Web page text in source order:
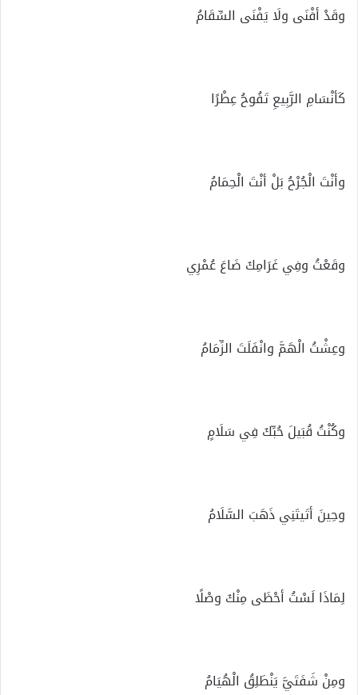
وقَدْ أفْنَى ولَا يَفْنَى السِّقَامُ
كَأنْسَامِ الرَّبِيعِ تَفُوحُ عِطْرًا
وأنْتَ الْجُرْحُ بَلْ أنْتَ الْحِمَامُ
وقَعْتُ وفِي غَرَامِكَ ضَاعَ عُمْرِي
وعِشْتُ الْهَمَّ وانْفَلَتَ الزِّمَامُ
وكُنْتُ قُبَيلَ حُبِّكَ فِي سَلَامٍ
وحِينَ أتَيتَنِي ذَهَبَ السَّلَامُ
لِمَاذَا لَسْتُ أحْظَى مِنْكَ وصْلًا
ومِنْ شَفَتَيَّ يَنْطَلِقُ الْهُيَامُ